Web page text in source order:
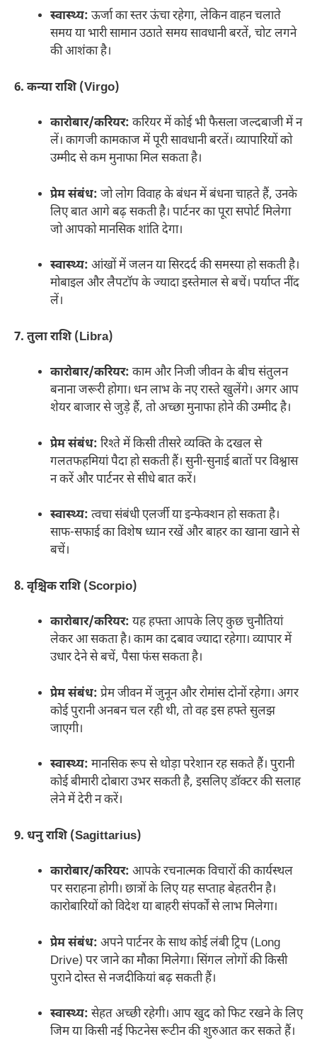
स्वास्थ्य: ऊर्जा का स्तर ऊंचा रहेगा, लेकिन वाहन चलाते
समय या भारी सामान उठाते समय सावधानी बरतें, चोट लगने
की आशंका है।
6. कन्या राशि (Virgo)
कारोबार/करियर: करियर में कोई भी फैसला जल्दबाजी में न
लें। कागजी कामकाज में पूरी सावधानी बरतें। व्यापारियों को
उम्मीद से कम मुनाफा मिल सकता है।
प्रेम संबंध: जो लोग विवाह के बंधन में बंधना चाहते हैं, उनके
लिए बात आगे बढ़ सकती है। पार्टनर का पूरा सपोर्ट मिलेगा
जो आपको मानसिक शांति देगा।
स्वास्थ्य: आंखों में जलन या सिरदर्द की समस्या हो सकती है।
मोबाइल और लैपटॉप के ज्यादा इस्तेमाल से बचें। पर्याप्त नींद
लें।
7. तुला राशि (Libra)
कारोबार/करियर: काम और निजी जीवन के बीच संतुलन
बनाना जरूरी होगा। धन लाभ के नए रास्ते खुलेंगे। अगर आप
शेयर बाजार से जुड़े हैं, तो अच्छा मुनाफा होने की उम्मीद है।
प्रेम संबंध: रिश्ते में किसी तीसरे व्यक्ति के दखल से
गलतफहमियां पैदा हो सकती हैं। सुनी-सुनाई बातों पर विश्वास
न करें और पार्टनर से सीधे बात करें।
स्वास्थ्य: त्वचा संबंधी एलर्जी या इन्फेक्शन हो सकता है।
साफ-सफाई का विशेष ध्यान रखें और बाहर का खाना खाने से
बचें।
8. वृश्चिक राशि (Scorpio)
कारोबार/करियर: यह हफ्ता आपके लिए कुछ चुनौतियां
लेकर आ सकता है। काम का दबाव ज्यादा रहेगा। व्यापार में
उधार देने से बचें, पैसा फंस सकता है।
प्रेम संबंध: प्रेम जीवन में जुनून और रोमांस दोनों रहेगा। अगर
कोई पुरानी अनबन चल रही थी, तो वह इस हफ्ते सुलझ
जाएगी।
स्वास्थ्य: मानसिक रूप से थोड़ा परेशान रह सकते हैं। पुरानी
कोई बीमारी दोबारा उभर सकती है, इसलिए डॉक्टर की सलाह
लेने में देरी न करें।
9. धनु राशि (Sagittarius)
कारोबार/करियर: आपके रचनात्मक विचारों की कार्यस्थल
पर सराहना होगी। छात्रों के लिए यह सप्ताह बेहतरीन है।
कारोबारियों को विदेश या बाहरी संपर्कों से लाभ मिलेगा।
प्रेम संबंध: अपने पार्टनर के साथ कोई लंबी ट्रिप (Long
Drive) पर जाने का मौका मिलेगा। सिंगल लोगों की किसी
पुराने दोस्त से नजदीकियां बढ़ सकती हैं।
स्वास्थ्य: सेहत अच्छी रहेगी। आप खुद को फिट रखने के लिए
जिम या किसी नई फिटनेस रूटीन की शुरुआत कर सकते हैं।